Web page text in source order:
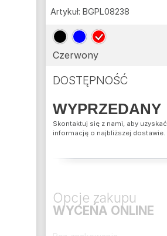
Artykuł: BGPL08238
Czerwony
DOSTĘPNOŚĆ
WYPRZEDANY
Skontaktuj się z nami, aby uzyskać
informację o najbliższej dostawie.
Opcje zakupu
WYCEŃA ONLINE